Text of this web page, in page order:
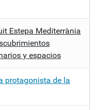
Estepa Mediterrània
y espacios
protagonista de la